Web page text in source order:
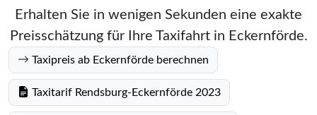
Erhalten Sie in wenigen Sekunden eine exakte
Preisschätzung für Ihre Taxifahrt in Eckernförde.
Taxipreis ab Eckernförde berechnen
Taxitarif Rendsburg-Eckernförde 2023